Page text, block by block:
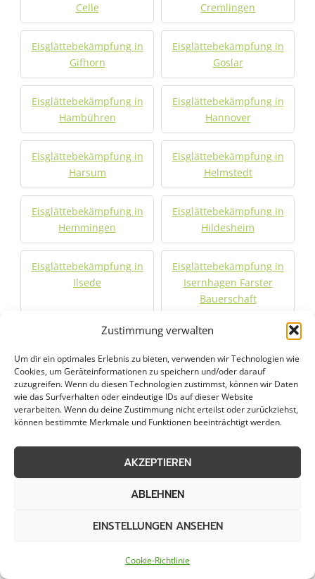
Zustimmung verwalten
Um dir ein optimales Erlebnis zu bieten, verwenden wir Technologien wie
Cookies, um Geräteinformationen zu speichern und/oder darauf
zuzugreifen. Wenn du diesen Technologien zustimmst, können wir Daten
wie das Surfverhalten oder eindeutige IDs auf dieser Website
verarbeiten. Wenn du deine Zustimmung nicht erteilst oder zurückziehst,
können bestimmte Merkmale und Funktionen beeinträchtigt werden.
AKZEPTIEREN
ABLEHNEN
EINSTELLUNGEN ANSEHEN
Cookie-Richtlinie
Celle
Cremlingen
Eisglättebekämpfung in
Gifhorn
Eisglättebekämpfung in
Goslar
Eisglättebekämpfung in
Hambühren
Eisglättebekämpfung in
Hannover
Eisglättebekämpfung in
Harsum
Eisglättebekämpfung in
Helmstedt
Eisglättebekämpfung in
Hemmingen
Eisglättebekämpfung in
Hildesheim
Eisglättebekämpfung in
Ilsede
Eisglättebekämpfung in
Isernhagen Farster
Bauerschaft
Eisglättebekämpfung in
Königslutter am Elm
Eisglättebekämpfung in
Langelsheim
Eisglättebekämpfung in
Lehre
Eisglättebekämpfung in
Lehrte
Eisglättebekämpfung in
Eisglättebekämpfung in
Eisglättebekämpfung in
Pattensen
Eisglättebekämpfung in
Peine
Eisglättebekämpfung in
Eisglättebekämpfung in